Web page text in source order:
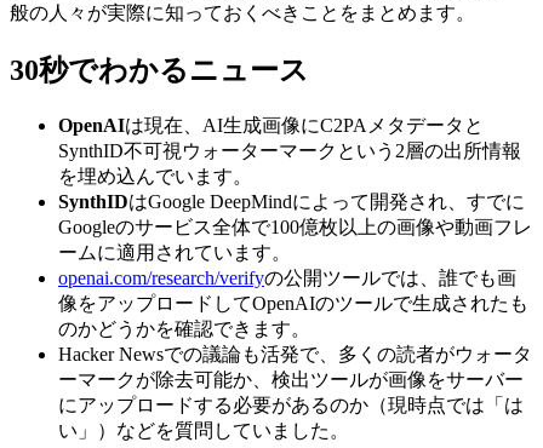
般の人々が実際に知っておくべきことをまとめます。
30秒でわかるニュース
OpenAIは現在、AI生成画像にC2PAメタデータと
SynthID不可視ウォーターマークという2層の出所情報
を埋め込んでいます。
SynthIDはGoogle DeepMindによって開発され、すでに
Googleのサービス全体で100億枚以上の画像や動画フレ
ームに適用されています。
openai.com/research/verifyの公開ツールでは、誰でも画
像をアップロードしてOpenAIのツールで生成されたも
のかどうかを確認できます。
Hacker Newsでの議論も活発で、多くの読者がウォータ
ーマークが除去可能か、検出ツールが画像をサーバー
にアップロードする必要があるのか（現時点では「は
い」）などを質問していました。